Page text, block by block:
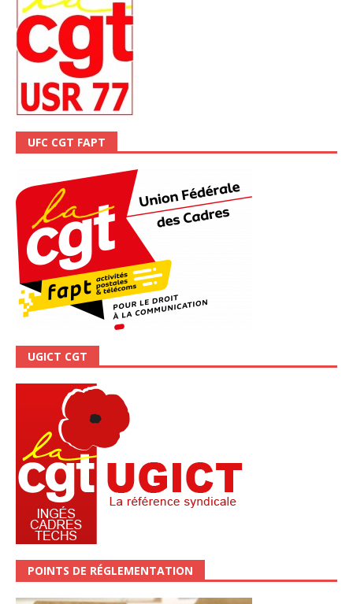
UFC CGT FAPT
UGICT CGT
POINTS DE RÉGLEMENTATION